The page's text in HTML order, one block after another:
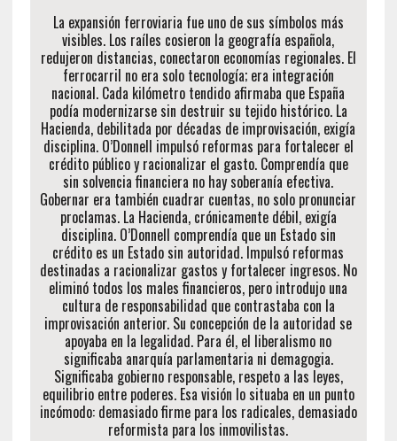
La expansión ferroviaria fue uno de sus símbolos más
visibles. Los raíles cosieron la geografía española,
redujeron distancias, conectaron economías regionales. El
ferrocarril no era solo tecnología; era integración
nacional. Cada kilómetro tendido afirmaba que España
podía modernizarse sin destruir su tejido histórico. La
Hacienda, debilitada por décadas de improvisación, exigía
disciplina. O’Donnell impulsó reformas para fortalecer el
crédito público y racionalizar el gasto. Comprendía que
sin solvencia financiera no hay soberanía efectiva.
Gobernar era también cuadrar cuentas, no solo pronunciar
proclamas. La Hacienda, crónicamente débil, exigía
disciplina. O’Donnell comprendía que un Estado sin
crédito es un Estado sin autoridad. Impulsó reformas
destinadas a racionalizar gastos y fortalecer ingresos. No
eliminó todos los males financieros, pero introdujo una
cultura de responsabilidad que contrastaba con la
improvisación anterior. Su concepción de la autoridad se
apoyaba en la legalidad. Para él, el liberalismo no
significaba anarquía parlamentaria ni demagogia.
Significaba gobierno responsable, respeto a las leyes,
equilibrio entre poderes. Esa visión lo situaba en un punto
incómodo: demasiado firme para los radicales, demasiado
reformista para los inmovilistas.